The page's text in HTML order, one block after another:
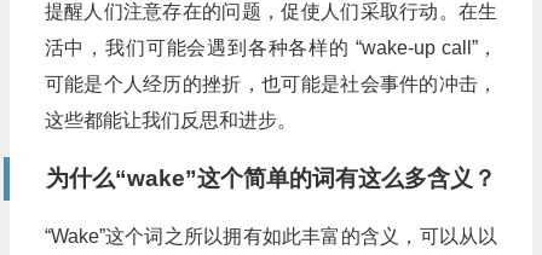
提醒人们注意存在的问题，促使人们采取行动。在生
活中，我们可能会遇到各种各样的 “wake-up call”，
可能是个人经历的挫折，也可能是社会事件的冲击，
这些都能让我们反思和进步。
为什么“wake”这个简单的词有这么多含义？
“Wake”这个词之所以拥有如此丰富的含义，可以从以